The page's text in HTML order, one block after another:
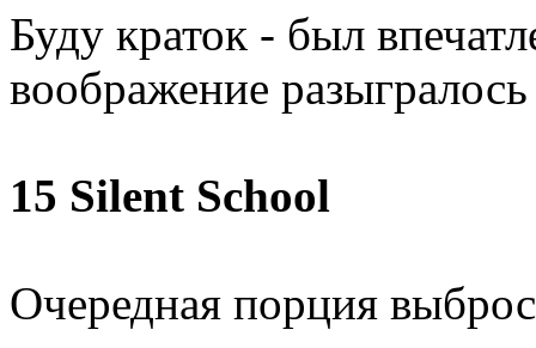
Буду краток - был
воображение
15 Silent School
Очередная порция